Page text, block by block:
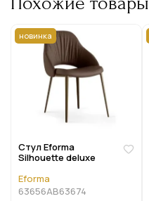
новинка
Стул Eforma
Silhouette deluxe
Eforma
63656AB63674